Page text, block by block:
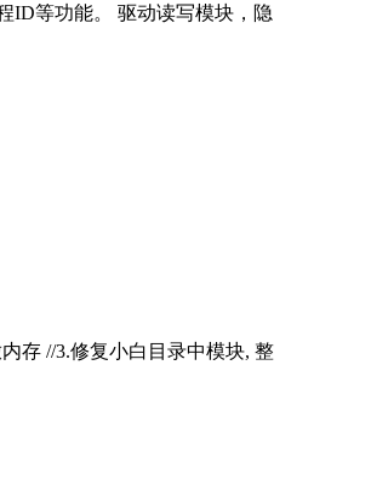
ID等功能。 驱动读写模块，隐
存 //3.修复小白目录中模块, 整